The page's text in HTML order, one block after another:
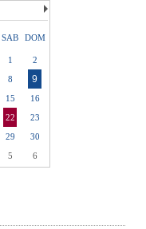
SAB DOM
1
2
8 9
15
16
22
23
29
30
5 6